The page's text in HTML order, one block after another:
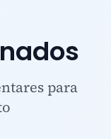
para